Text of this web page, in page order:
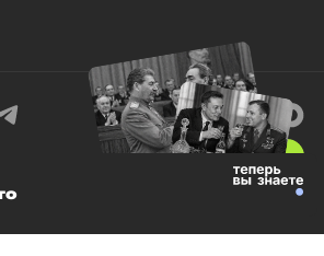
Все права защищены.